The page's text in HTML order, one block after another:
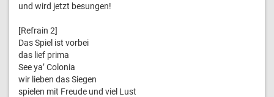
und wird jetzt besungen!
[Refrain 2]
Das Spiel ist vorbei
das lief prima
See ya’ Colonia
wir lieben das Siegen
spielen mit Freude und viel Lust